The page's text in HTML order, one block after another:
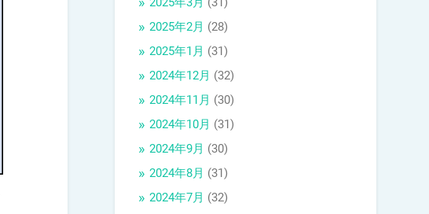
2025年2月 (28)
2025年1月 (31)
2024年12月 (32)
2024年11月 (30)
2024年10月 (31)
2024年9月 (30)
2024年8月 (31)
2024年7月 (32)